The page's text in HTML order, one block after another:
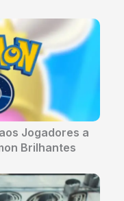
Jogadores a
Brilhantes